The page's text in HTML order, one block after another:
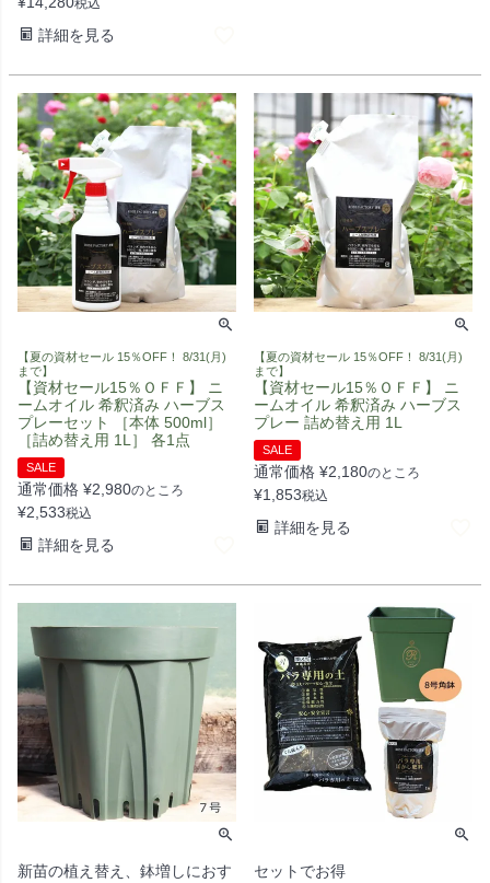
税込
詳細を見る
【夏の資材セール 15％OFF！ 8/31(月)
まで】
【資材セール15％ＯＦＦ】 ニ
ームオイル 希釈済み ハーブス
プレーセット ［本体 500ml］
［詰め替え用 1L］ 各1点
SALE
通常価格 ¥2,980のところ
¥2,533税込
詳細を見る
【夏の資材セール 15％OFF！ 8/31(月)
まで】
【資材セール15％ＯＦＦ】 ニ
ームオイル 希釈済み ハーブス
プレー 詰め替え用 1L
SALE
通常価格 ¥2,180のところ
¥1,853税込
詳細を見る
新苗の植え替え、鉢増しにおす
セットでお得